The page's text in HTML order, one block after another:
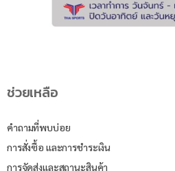
ช่วยเหลือ
คำถามที่พบบ่อย
การสั่งซื้อ และการชำระเงิน
การจัดส่งและสถานะสินค้า